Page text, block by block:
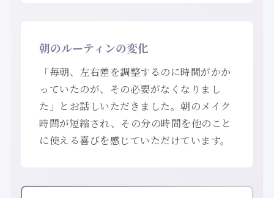
朝のルーティンの変化
「毎朝、左右差を調整するのに時間がかか
っていたのが、その必要がなくなりまし
た」とお話しいただきました。朝のメイク
時間が短縮され、その分の時間を他のこと
に使える喜びを感じていただけています。